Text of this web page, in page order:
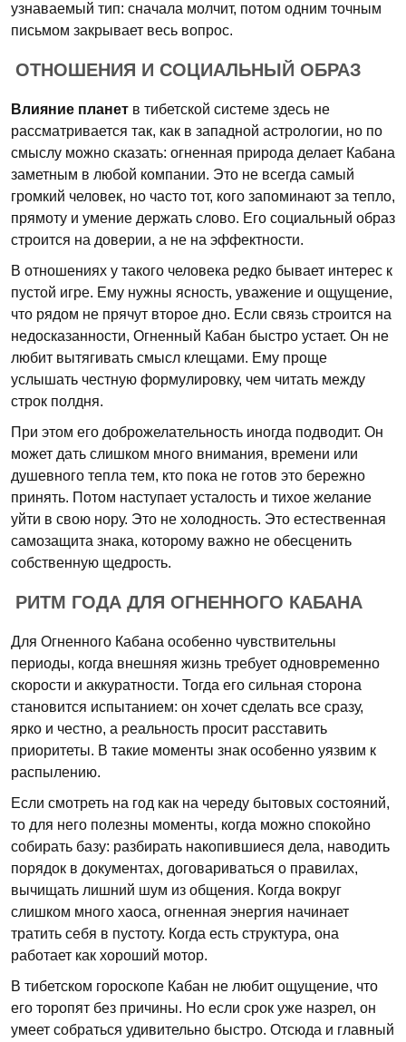
узнаваемый тип: сначала молчит, потом одним точным
письмом закрывает весь вопрос.
ОТНОШЕНИЯ И СОЦИАЛЬНЫЙ ОБРАЗ
Влияние планет в тибетской системе здесь не
рассматривается так, как в западной астрологии, но по
смыслу можно сказать: огненная природа делает Кабана
заметным в любой компании. Это не всегда самый
громкий человек, но часто тот, кого запоминают за тепло,
прямоту и умение держать слово. Его социальный образ
строится на доверии, а не на эффектности.
В отношениях у такого человека редко бывает интерес к
пустой игре. Ему нужны ясность, уважение и ощущение,
что рядом не прячут второе дно. Если связь строится на
недосказанности, Огненный Кабан быстро устает. Он не
любит вытягивать смысл клещами. Ему проще
услышать честную формулировку, чем читать между
строк полдня.
При этом его доброжелательность иногда подводит. Он
может дать слишком много внимания, времени или
душевного тепла тем, кто пока не готов это бережно
принять. Потом наступает усталость и тихое желание
уйти в свою нору. Это не холодность. Это естественная
самозащита знака, которому важно не обесценить
собственную щедрость.
РИТМ ГОДА ДЛЯ ОГНЕННОГО КАБАНА
Для Огненного Кабана особенно чувствительны
периоды, когда внешняя жизнь требует одновременно
скорости и аккуратности. Тогда его сильная сторона
становится испытанием: он хочет сделать все сразу,
ярко и честно, а реальность просит расставить
приоритеты. В такие моменты знак особенно уязвим к
распылению.
Если смотреть на год как на череду бытовых состояний,
то для него полезны моменты, когда можно спокойно
собирать базу: разбирать накопившиеся дела, наводить
порядок в документах, договариваться о правилах,
вычищать лишний шум из общения. Когда вокруг
слишком много хаоса, огненная энергия начинает
тратить себя в пустоту. Когда есть структура, она
работает как хороший мотор.
В тибетском гороскопе Кабан не любит ощущение, что
его торопят без причины. Но если срок уже назрел, он
умеет собраться удивительно быстро. Отсюда и главный